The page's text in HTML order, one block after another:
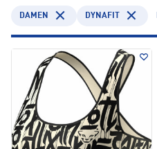
DAMEN DYNAFIT